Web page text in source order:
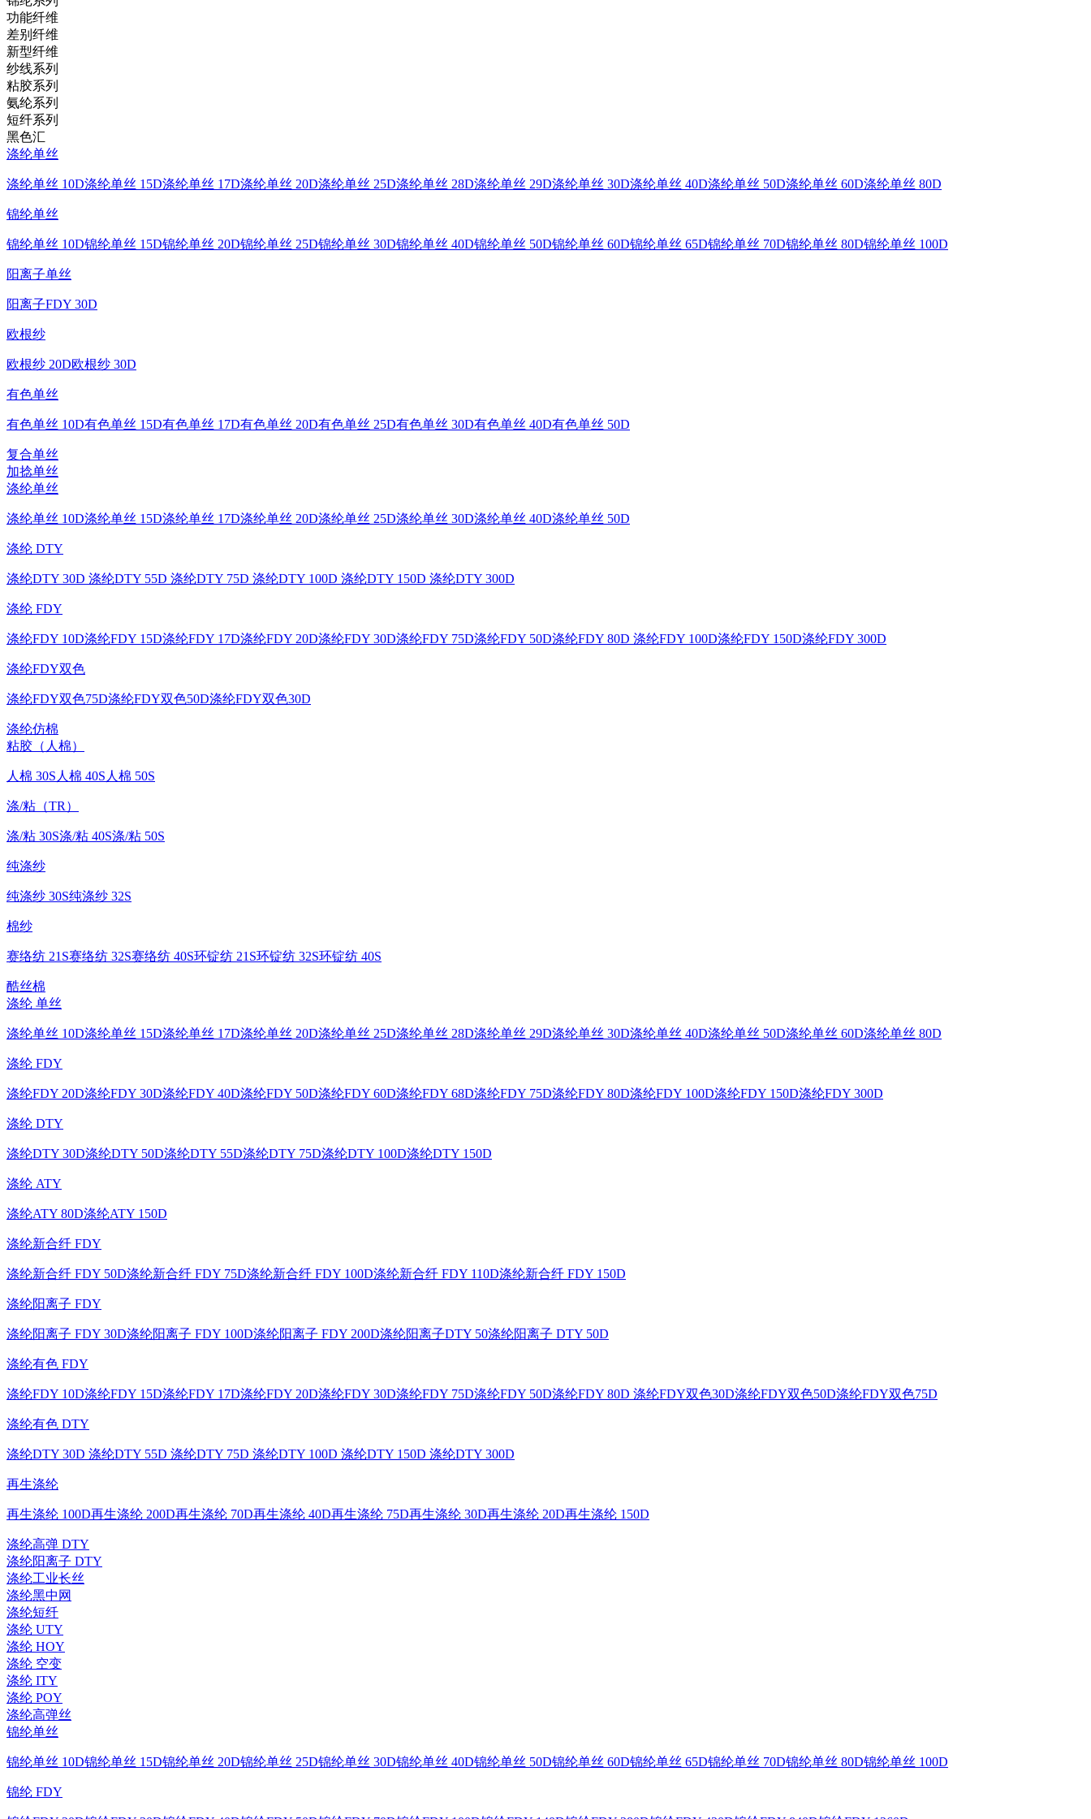
功能纤维
差别纤维
新型纤维
纱线系列
粘胶系列
氨纶系列
短纤系列
黑色汇
涤纶单丝
涤纶单丝 10D涤纶单丝 15D涤纶单丝 17D涤纶单丝 20D涤纶单丝 25D涤纶单丝 28D涤纶单丝 29D涤纶单丝 30D涤纶单丝 40D涤纶单丝 50D涤纶单丝 60D涤纶单丝 80D
锦纶单丝
锦纶单丝 10D锦纶单丝 15D锦纶单丝 20D锦纶单丝 25D锦纶单丝 30D锦纶单丝 40D锦纶单丝 50D锦纶单丝 60D锦纶单丝 65D锦纶单丝 70D锦纶单丝 80D锦纶单丝 100D
阳离子单丝
阳离子FDY 30D
欧根纱
欧根纱 20D欧根纱 30D
有色单丝
有色单丝 10D有色单丝 15D有色单丝 17D有色单丝 20D有色单丝 25D有色单丝 30D有色单丝 40D有色单丝 50D
复合单丝
加捻单丝
涤纶单丝
涤纶单丝 10D涤纶单丝 15D涤纶单丝 17D涤纶单丝 20D涤纶单丝 25D涤纶单丝 30D涤纶单丝 40D涤纶单丝 50D
涤纶 DTY
涤纶DTY 30D 涤纶DTY 55D 涤纶DTY 75D 涤纶DTY 100D 涤纶DTY 150D 涤纶DTY 300D
涤纶 FDY
涤纶FDY 10D涤纶FDY 15D涤纶FDY 17D涤纶FDY 20D涤纶FDY 30D涤纶FDY 75D涤纶FDY 50D涤纶FDY 80D 涤纶FDY 100D涤纶FDY 150D涤纶FDY 300D
涤纶FDY双色
涤纶FDY双色75D涤纶FDY双色50D涤纶FDY双色30D
涤纶仿棉
粘胶（人棉）
人棉 30S 人棉 40S 人棉 50S
涤/粘（TR）
涤/粘 30S涤/粘 40S涤/粘 50S
纯涤纱
纯涤纱 30S纯涤纱 32S
棉纱
赛络纺 21S赛络纺 32S赛络纺 40S环锭纺 21S环锭纺 32S环锭纺 40S
酷丝棉
涤纶 单丝
涤纶单丝 10D涤纶单丝 15D涤纶单丝 17D涤纶单丝 20D涤纶单丝 25D涤纶单丝 28D涤纶单丝 29D涤纶单丝 30D涤纶单丝 40D涤纶单丝 50D涤纶单丝 60D涤纶单丝 80D
涤纶 FDY
涤纶FDY 20D涤纶FDY 30D涤纶FDY 40D涤纶FDY 50D涤纶FDY 60D涤纶FDY 68D涤纶FDY 75D涤纶FDY 80D涤纶FDY 100D涤纶FDY 150D涤纶FDY 300D
涤纶 DTY
涤纶DTY 30D涤纶DTY 50D涤纶DTY 55D涤纶DTY 75D涤纶DTY 100D涤纶DTY 150D
涤纶 ATY
涤纶ATY 80D涤纶ATY 150D
涤纶新合纤 FDY
涤纶新合纤 FDY 50D涤纶新合纤 FDY 75D涤纶新合纤 FDY 100D涤纶新合纤 FDY 110D涤纶新合纤 FDY 150D
涤纶阳离子 FDY
涤纶阳离子 FDY 30D涤纶阳离子 FDY 100D涤纶阳离子 FDY 200D涤纶阳离子DTY 50涤纶阳离子 DTY 50D
涤纶有色 FDY
涤纶FDY 10D涤纶FDY 15D涤纶FDY 17D涤纶FDY 20D涤纶FDY 30D涤纶FDY 75D涤纶FDY 50D涤纶FDY 80D 涤纶FDY双色30D涤纶FDY双色50D涤纶FDY双色75D
涤纶有色 DTY
涤纶DTY 30D 涤纶DTY 55D 涤纶DTY 75D 涤纶DTY 100D 涤纶DTY 150D 涤纶DTY 300D
再生涤纶
再生涤纶 100D再生涤纶 200D再生涤纶 70D再生涤纶 40D再生涤纶 75D再生涤纶 30D再生涤纶 20D再生涤纶 150D
涤纶高弹 DTY
涤纶阳离子 DTY
涤纶工业长丝
涤纶黑中网
涤纶短纤
涤纶 UTY
涤纶 HOY
涤纶 空变
涤纶 ITY
涤纶 POY
涤纶高弹丝
锦纶单丝
锦纶单丝 10D锦纶单丝 15D锦纶单丝 20D锦纶单丝 25D锦纶单丝 30D锦纶单丝 40D锦纶单丝 50D锦纶单丝 60D锦纶单丝 65D锦纶单丝 70D锦纶单丝 80D锦纶单丝 100D
锦纶 FDY